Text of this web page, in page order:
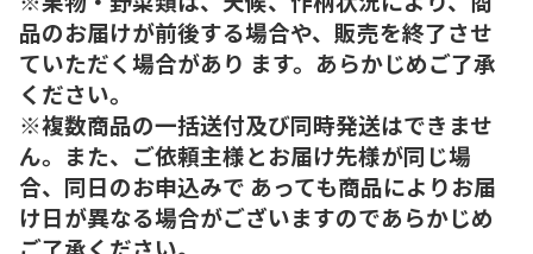
品のお届けが前後する場合や、販売を終了させ
ていただく場合があり ます。あらかじめご了承
ください。
※複数商品の一括送付及び同時発送はできませ
ん。また、ご依頼主様とお届け先様が同じ場
合、同日のお申込みで あっても商品によりお届
け日が異なる場合がございますのであらかじめ
ご了承ください。